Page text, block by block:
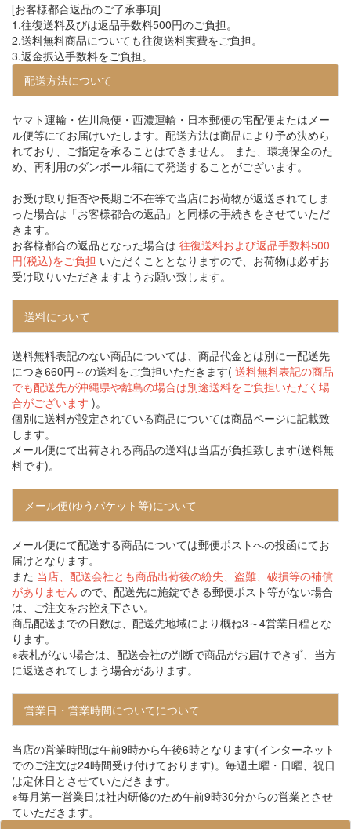
[お客様都合返品のご了承事項]
1.往復送料及びは返品手数料500円のご負担。
2.送料無料商品についても往復送料実費をご負担。
3.返金振込手数料をご負担。
配送方法について
ヤマト運輸・佐川急便・西濃運輸・日本郵便の宅配便またはメー
ル便等にてお届けいたします。配送方法は商品により予め決めら
れており、ご指定を承ることはできません。 また、環境保全のた
め、再利用のダンボール箱にて発送することがございます。
お受け取り拒否や長期ご不在等で当店にお荷物が返送されてしま
った場合は「お客様都合の返品」と同様の手続きをさせていただ
きます。
お客様都合の返品となった場合は 往復送料および返品手数料500
円(税込)をご負担 いただくこととなりますので、お荷物は必ずお
受け取りいただきますようお願い致します。
送料について
送料無料表記のない商品については、商品代金とは別に一配送先
につき660円～の送料をご負担いただきます( 送料無料表記の商品
でも配送先が沖縄県や離島の場合は別途送料をご負担いただく場
合がございます )。
個別に送料が設定されている商品については商品ページに記載致
します。
メール便にて出荷される商品の送料は当店が負担致します(送料無
料です)。
メール便(ゆうパケット等)について
メール便にて配送する商品については郵便ポストへの投函にてお
届けとなります。
また 当店、配送会社とも商品出荷後の紛失、盗難、破損等の補償
がありません ので、配送先に施錠できる郵便ポスト等がない場合
は、ご注文をお控え下さい。
商品配送までの日数は、配送先地域により概ね3～4営業日程とな
ります。
※表札がない場合は、配送会社の判断で商品がお届けできず、当方
に返送されてしまう場合があります。
営業日・営業時間についてについて
当店の営業時間は午前9時から午後6時となります(インターネット
でのご注文は24時間受け付けております)。毎週土曜・日曜、祝日
は定休日とさせていただきます。
※毎月第一営業日は社内研修のため午前9時30分からの営業とさせ
ていただきます。